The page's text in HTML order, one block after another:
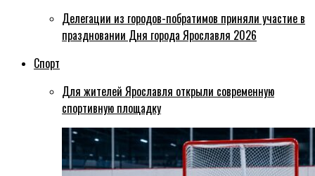
Делегации из городов-побратимов приняли участие в
праздновании Дня города Ярославля 2026
Спорт
Для жителей Ярославля открыли современную
спортивную площадку